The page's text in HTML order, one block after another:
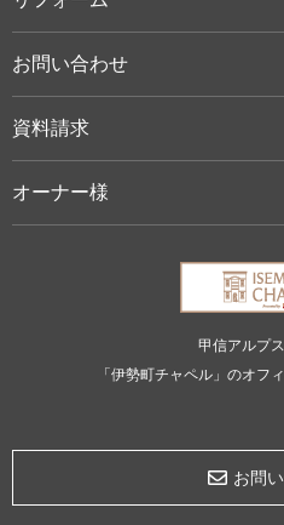
お問い合わせ
資料請求
オーナー様
甲信アルプ
「伊勢町チャペル」のオフ
お問